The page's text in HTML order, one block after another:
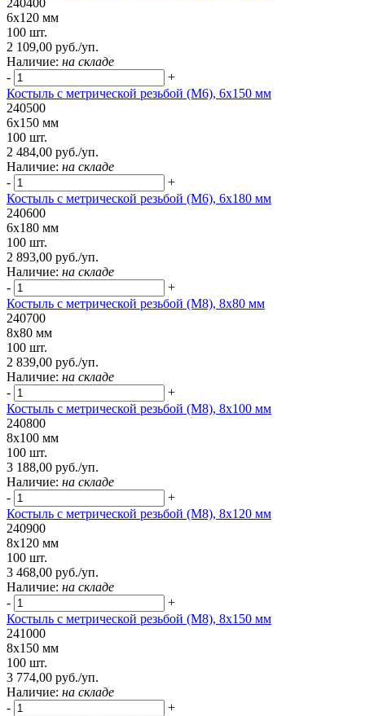
240400
6х120 мм
100 шт.
2 109,00 руб./уп.
Наличие: на складе
-
+
Костыль с метрической резьбой (М6), 6х150 мм
240500
6х150 мм
100 шт.
2 484,00 руб./уп.
Наличие: на складе
-
+
Костыль с метрической резьбой (М6), 6х180 мм
240600
6х180 мм
100 шт.
2 893,00 руб./уп.
Наличие: на складе
-
+
Костыль с метрической резьбой (М8), 8х80 мм
240700
8х80 мм
100 шт.
2 839,00 руб./уп.
Наличие: на складе
-
+
Костыль с метрической резьбой (М8), 8х100 мм
240800
8х100 мм
100 шт.
3 188,00 руб./уп.
Наличие: на складе
-
+
Костыль с метрической резьбой (М8), 8х120 мм
240900
8х120 мм
100 шт.
3 468,00 руб./уп.
Наличие: на складе
-
+
Костыль с метрической резьбой (М8), 8х150 мм
241000
8х150 мм
100 шт.
3 774,00 руб./уп.
Наличие: на складе
-
+